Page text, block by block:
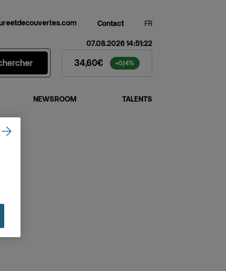
Contact FR
Action Fnac Darty - Cours de
07.08.2026 14:51:22
34,60€ +0,14%
NEWSROOM TALENTS